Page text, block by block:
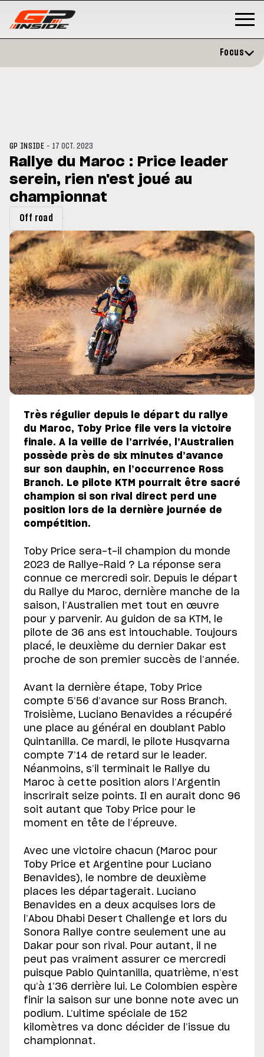
: Horaires et
du GP de Grande-
MOTO GP
Focus
GP INSIDE - 17 OCT. 2023
Rallye du Maroc : Price leader
serein, rien n'est joué au
championnat
Off road
Très régulier depuis le départ du rallye
du Maroc, Toby Price file vers la victoire
finale. A la veille de l’arrivée, l’Australien
possède près de six minutes d’avance
sur son dauphin, en l’occurrence Ross
Branch. Le pilote KTM pourrait être sacré
champion si son rival direct perd une
position lors de la dernière journée de
compétition.
Toby Price sera-t-il champion du monde
2023 de Rallye-Raid ? La réponse sera
connue ce mercredi soir. Depuis le départ
du Rallye du Maroc, dernière manche de la
saison, l’Australien met tout en œuvre
pour y parvenir. Au guidon de sa KTM, le
pilote de 36 ans est intouchable. Toujours
placé, le deuxième du dernier Dakar est
proche de son premier succès de l’année.
Avant la dernière étape, Toby Price
compte 5’56 d’avance sur Ross Branch.
Troisième, Luciano Benavides a récupéré
une place au général en doublant Pablo
Quintanilla. Ce mardi, le pilote Husqvarna
compte 7’14 de retard sur le leader.
Néanmoins, s’il terminait le Rallye du
Maroc à cette position alors l’Argentin
inscrirait seize points. Il en aurait donc 96
soit autant que Toby Price pour le
moment en tête de l’épreuve.
Avec une victoire chacun (Maroc pour
Toby Price et Argentine pour Luciano
Benavides), le nombre de deuxième
places les départagerait. Luciano
Benavides en a deux acquises lors de
l’Abou Dhabi Desert Challenge et lors du
Sonora Rallye contre seulement une au
Dakar pour son rival. Pour autant, il ne
peut pas vraiment assurer ce mercredi
puisque Pablo Quintanilla, quatrième, n’est
qu’à 1’36 derrière lui. Le Colombien espère
finir la saison sur une bonne note avec un
podium. L’ultime spéciale de 152
kilomètres va donc décider de l’issue du
championnat.